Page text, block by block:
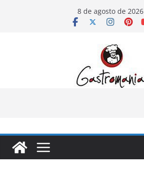
8 de agosto de 2026